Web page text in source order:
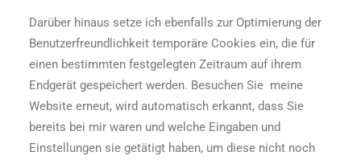
Darüber hinaus setze ich ebenfalls zur Optimierung der
Benutzerfreundlichkeit temporäre Cookies ein, die für
einen bestimmten festgelegten Zeitraum auf ihrem
Endgerät gespeichert werden. Besuchen Sie meine
Website erneut, wird automatisch erkannt, dass Sie
bereits bei mir waren und welche Eingaben und
Einstellungen sie getätigt haben, um diese nicht noch